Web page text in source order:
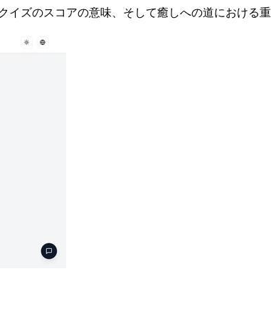
ズのスコアの意味、そして癒しへの道における